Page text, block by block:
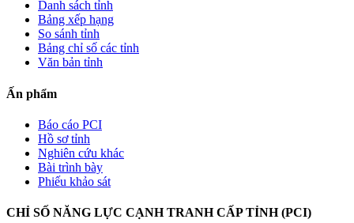
Danh sách tỉnh
Bảng xếp hạng
So sánh tỉnh
Bảng chỉ số các tỉnh
Văn bản tỉnh
Ấn phẩm
Báo cáo PCI
Hồ sơ tỉnh
Nghiên cứu khác
Bài trình bày
Phiếu khảo sát
CHỈ SỐ NĂNG LỰC CẠNH TRANH CẤP TỈNH (PCI)